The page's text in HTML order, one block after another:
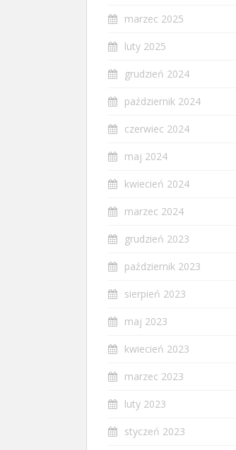
marzec 2025
luty 2025
grudzień 2024
październik 2024
czerwiec 2024
maj 2024
kwiecień 2024
marzec 2024
grudzień 2023
październik 2023
sierpień 2023
maj 2023
kwiecień 2023
marzec 2023
luty 2023
styczeń 2023